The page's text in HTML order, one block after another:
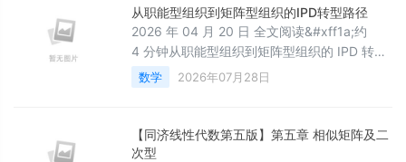
义清楚&#xff0c;转移通常能推出来&#xff1b;状
态定义含糊&#xff0c;后面全是 if 补丁。一个好
的状态要回答&#xff1a;它表示什么&#xff0c
从职能型组织到矩阵型组织的IPD转型路径
2026 年 04 月 20 日 全文阅读&#xff1a;约
4 分钟从职能型组织到矩阵型组织的 IPD 转型
路径摘要&#xff1a;IPD&#xff08;集成产品开发
&#xff09;的核心是跨职能协同与市场驱动
向矩阵型的系统性演进。本文依据《中国制造
业 IPD 白皮书》与标杆实践&#xff0c;系统阐述
数学 2026年07月28日
【同济线性代数第五版】第五章 相似矩阵及二
次型